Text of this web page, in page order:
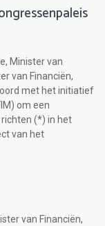
Minister van
van Financiën,
met het initiatief
om een
(*) in het
van het
van Financiën,